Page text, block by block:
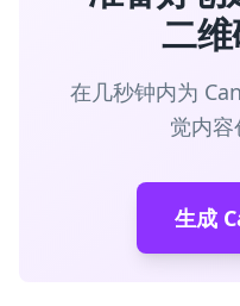
二维
在几秒钟内为
觉内容
生成